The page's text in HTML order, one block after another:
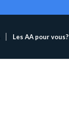
Les AA pour vous?